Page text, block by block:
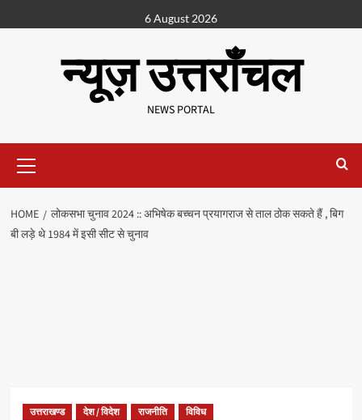
6 August 2026
न्यूज़ उत्तराँचल
NEWS PORTAL
HOME
लोकसभा चुनाव 2024 :: अभिषेक बच्चन प्रयागराज से ताल ठोक सकते हैं , बिग
बी लड़े थे 1984 में इसी सीट से चुनाव
उत्तराखण्ड देश / विदेश राजनीति विविध